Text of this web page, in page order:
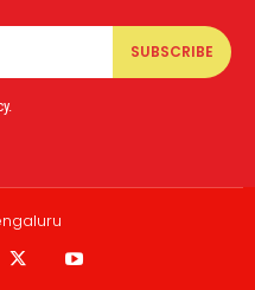
SUBSCRIBE